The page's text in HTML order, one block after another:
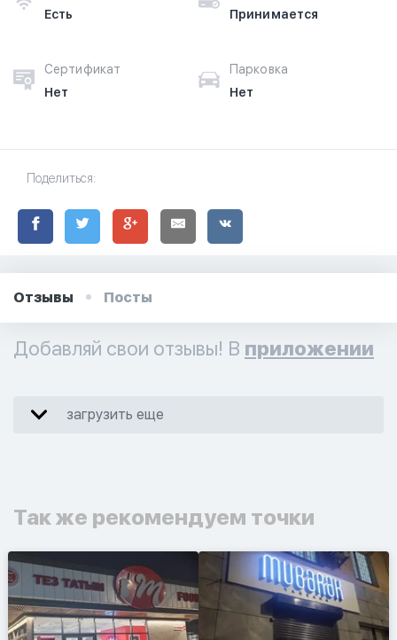
Есть
Принимается
Сертификат
Нет
Парковка
Нет
Поделиться:
Отзывы Посты
Добавляй свои отзывы! В приложении
загрузить еще
Так же рекомендуем точки